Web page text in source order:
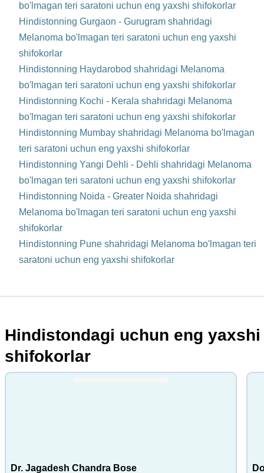
bo'lmagan teri saratoni uchun eng yaxshi shifokorlar
Hindistonning Gurgaon - Gurugram shahridagi
Melanoma bo'lmagan teri saratoni uchun eng yaxshi
shifokorlar
Hindistonning Haydarobod shahridagi Melanoma
bo'lmagan teri saratoni uchun eng yaxshi shifokorlar
Hindistonning Kochi - Kerala shahridagi Melanoma
bo'lmagan teri saratoni uchun eng yaxshi shifokorlar
Hindistonning Mumbay shahridagi Melanoma bo'lmagan
teri saratoni uchun eng yaxshi shifokorlar
Hindistonning Yangi Dehli - Dehli shahridagi Melanoma
bo'lmagan teri saratoni uchun eng yaxshi shifokorlar
Hindistonning Noida - Greater Noida shahridagi
Melanoma bo'lmagan teri saratoni uchun eng yaxshi
shifokorlar
Hindistonning Pune shahridagi Melanoma bo'lmagan teri
saratoni uchun eng yaxshi shifokorlar
Hindistondagi uchun eng yaxshi
shifokorlar
Dr. Jagadesh Chandra Bose